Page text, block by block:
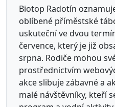
Biotop Radotín
oblíbené příměstské
uskuteční ve dvou
července, který je již
srpna. Rodiče mohou
prostřednictvím
akce slibuje zábavné a
malé návštěvníky, kteří